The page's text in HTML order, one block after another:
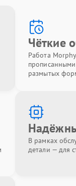
Чёткие
Работа
размытых
В рамках
детали — для